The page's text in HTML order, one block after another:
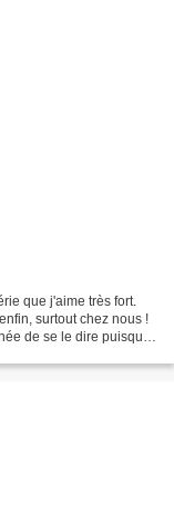
que j'aime très fort.
surtout chez nous !
de se le dire puisque